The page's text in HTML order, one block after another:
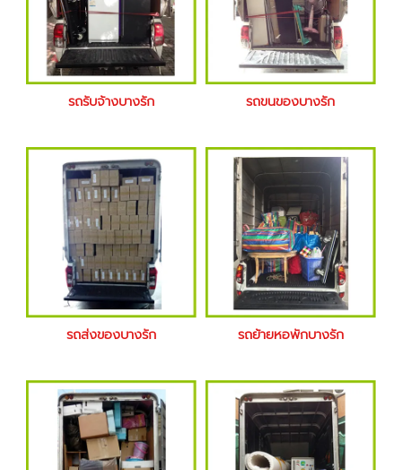
รถรับจ้างบางรัก รถขนของบางรัก
รถส่งของบางรัก รถย้ายหอพักบางรัก